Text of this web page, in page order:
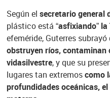
Según el secretario general
plástico está “asfixiando”
efeméride, Guterres
obstruyen ríos, contaminan
vidasilvestre, y que su
lugares tan extremoscomo
profundidades oceánicas,